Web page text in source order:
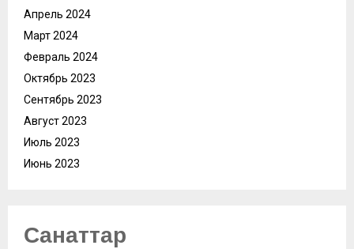
Апрель 2024
Март 2024
Февраль 2024
Октябрь 2023
Сентябрь 2023
Август 2023
Июль 2023
Июнь 2023
Санаттар